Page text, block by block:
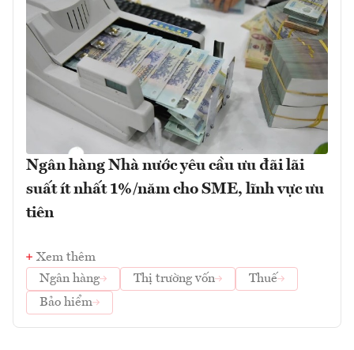
Ngân hàng Nhà nước yêu cầu ưu đãi lãi
suất ít nhất 1%/năm cho SME, lĩnh vực ưu
tiên
Xem thêm
Ngân hàng
Thị trường vốn
Thuế
Bảo hiểm